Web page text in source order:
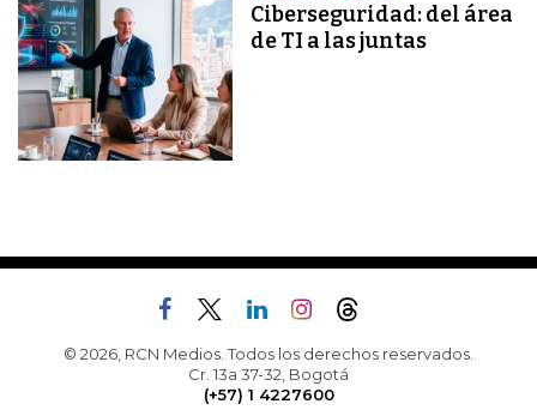
Ciberseguridad: del área
de TI a las juntas
© 2026, RCN Medios. Todos los derechos reservados.
Cr. 13a 37-32, Bogotá
(+57) 1 4227600